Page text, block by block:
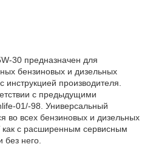
30 предназначен для
бензиновых и дизельных
инструкцией производителя.
с предыдущими
01/-98. Универсальный
во всех бензиновых и дизельных
как с расширенным сервисным
без него.